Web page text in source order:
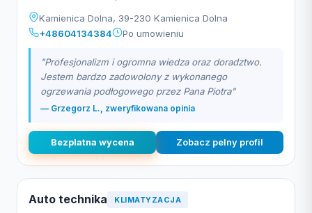
Kamienica Dolna, 39-230 Kamienica Dolna
+48604134384
Po umowieniu
"Profesjonalizm i ogromna wiedza oraz doradztwo.
Jestem bardzo zadowolony z wykonanego
ogrzewania podłogowego przez Pana Piotra"
— Grzegorz L., zweryfikowana opinia
Bezplatna wycena Zobacz pelny profil
Auto technika KLIMATYZACJA